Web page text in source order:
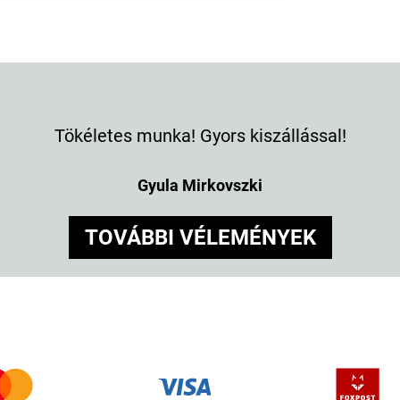
Tökéletes munka! Gyors kiszállással!
Gyula Mirkovszki
TOVÁBBI VÉLEMÉNYEK